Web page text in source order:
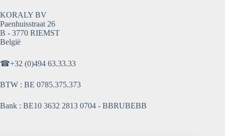
KORALY BV
Paenhuisstraat 26
B - 3770 RIEMST
België
☎+32 (0)494 63.33.33
BTW : BE 0785.375.373
Bank : BE10 3632 2813 0704 - BBRUBEBB